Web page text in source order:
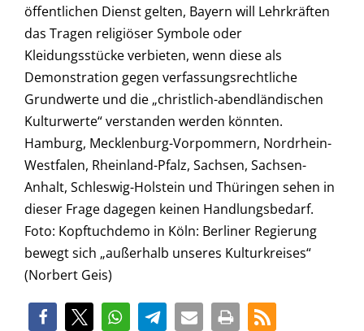
öffentlichen Dienst gelten, Bayern will Lehrkräften
das Tragen religiöser Symbole oder
Kleidungsstücke verbieten, wenn diese als
Demonstration gegen verfassungsrechtliche
Grundwerte und die „christlich-abendländischen
Kulturwerte“ verstanden werden könnten.
Hamburg, Mecklenburg-Vorpommern, Nordrhein-
Westfalen, Rheinland-Pfalz, Sachsen, Sachsen-
Anhalt, Schleswig-Holstein und Thüringen sehen in
dieser Frage dagegen keinen Handlungsbedarf.
Foto: Kopftuchdemo in Köln: Berliner Regierung
bewegt sich „außerhalb unseres Kulturkreises“
(Norbert Geis)